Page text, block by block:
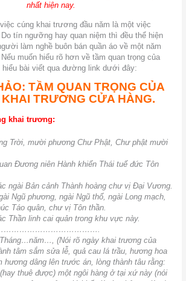
nhất hiện nay.
cúng khai trương đầu năm là một việc
tín ngưỡng hay quan niệm thì đều thể hiện
làm nghề buôn bán quần áo về một năm
muốn hiểu rõ hơn về tầm quan trọng của
bài viết qua đường link dưới đây:
TẦM QUAN TRỌNG CỦA
TRƯƠNG CỬA HÀNG.
khai trương:
Trời, mười phương Chư Phật, Chư phật mười
Đương niên Hành khiển Thái tuế đức Tôn
ngài Bản cảnh Thành hoàng chư vị Đại Vương.
Ngũ phương, ngài Ngũ thổ, ngài Long mạch,
Táo quân, chư vị Tôn thần.
Thần linh cai quản trong khu vực này.
(Nói rõ ngày khai trương của
tâm sắm sửa lễ, quả cau lá trầu, hương hoa
hương dâng lên trước án, lòng thành tâu rằng:
thuê được) một ngôi hàng ở tại xứ này (nói